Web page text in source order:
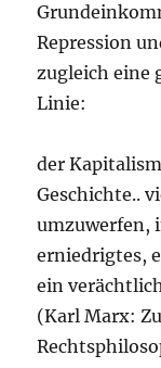
Repression
zugleich eine
Linie:
der
Geschichte..
umzuwerfen,
erniedrigtes,
ein
(Karl Marx: